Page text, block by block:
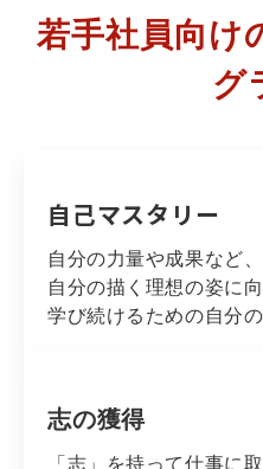
若手社員向け
グ
自己マスタリー
自分の力量や成果など
自分の描く理想の姿に
学び続けるための自分
志の獲得
「志」を持って仕事に